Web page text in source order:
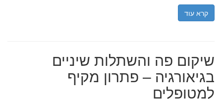
קרא עוד
שיקום פה והשתלות שיניים
בגיאורגיה – פתרון מקיף
למטופלים